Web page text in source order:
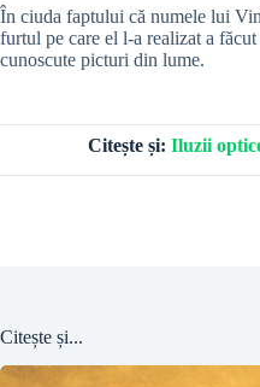
În ciuda faptului că numele lui
furtul pe care el l-a realizat a
cunoscute picturi din lume.
Citește și: Iluzii
Citește și...